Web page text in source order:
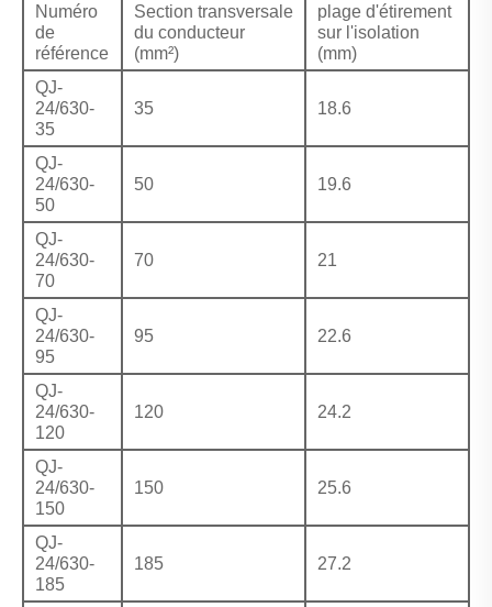
Numéro
de
référence
Section transversale
du conducteur
(mm²)
plage d'étirement
sur l'isolation
(mm)
QJ-
24/630-
35
35 18.6
QJ-
24/630-
50
50 19.6
QJ-
24/630-
70
70 21
QJ-
24/630-
95
95 22.6
QJ-
24/630-
120
120 24.2
QJ-
24/630-
150
150 25.6
QJ-
24/630-
185
185 27.2